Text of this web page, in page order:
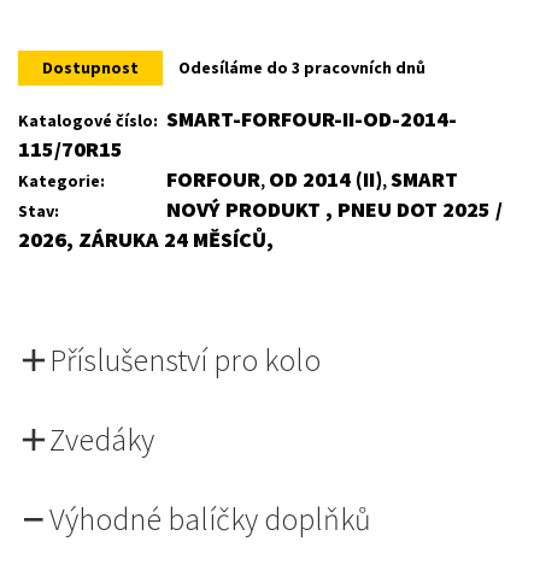
was:
4
is:
3
Dostupnost Odesíláme do 3 pracovních dnů
Katalogové číslo: SMART-FORFOUR-II-OD-2014-
115/70R15
Kategorie: FORFOUR, OD 2014 (II),SMART
Stav:
NOVÝ PRODUKT , PNEU DOT 2025 /
2026, ZÁRUKA 24 MĚSÍCŮ,
Příslušenství pro kolo
Zvedáky
Výhodné balíčky doplňků